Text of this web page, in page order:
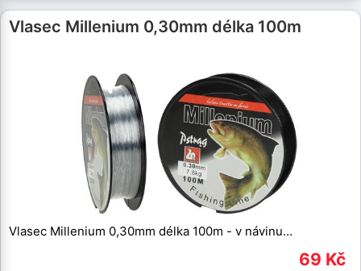
Vlasec Millenium 0,30mm délka 100m
Vlasec Millenium 0,30mm délka 100m - v návinu…
69 Kč